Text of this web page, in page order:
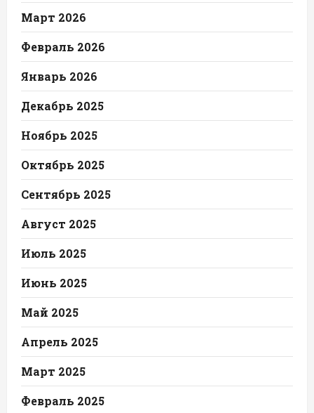
Март 2026
Февраль 2026
Январь 2026
Декабрь 2025
Ноябрь 2025
Октябрь 2025
Сентябрь 2025
Август 2025
Июль 2025
Июнь 2025
Май 2025
Апрель 2025
Март 2025
Февраль 2025